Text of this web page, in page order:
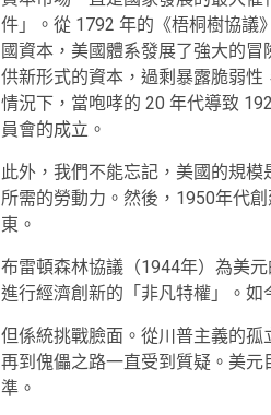
件」。從 1792 年的《梧桐樹協議
國資本，美國體系發展了強大的
供新形式的資本，過剩暴露脆弱
情況下，當咆哮的 20 年代導致
員會的成立。
此外，我們不能忘記，美國的規
所需的勞動力。然後，1950年代
東。
布雷頓森林協議（1944年）為美
進行經濟創新的「非凡特權」。如
但係統挑戰臉面。從川普主義的孤
再到傀儡之路一直受到質疑。美
準。